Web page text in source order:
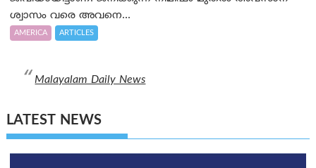
ശ്വാസം വരെ അവനെ...
AMERICA ARTICLES
Malayalam Daily News
LATEST NEWS